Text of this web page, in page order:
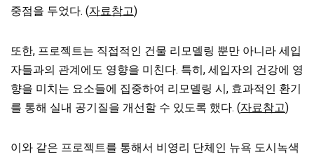
중점을 두었다. (자료참고)
또한, 프로젝트는 직접적인 건물 리모델링 뿐만 아니라 세입
자들과의 관계에도 영향을 미친다. 특히, 세입자의 건강에 영
향을 미치는 요소들에 집중하여 리모델링 시, 효과적인 환기
를 통해 실내 공기질을 개선할 수 있도록 했다. (자료참고)
이와 같은 프로젝트를 통해서 비영리 단체인 뉴욕 도시녹색